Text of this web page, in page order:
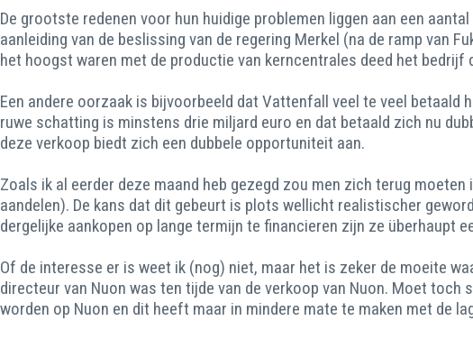
De grootste redenen voor hun huidige problemen liggen aan een
aanleiding van de beslissing van de regering Merkel (na de ramp van
het hoogst waren met de productie van kerncentrales deed het
Een andere oorzaak is bijvoorbeeld dat Vattenfall veel te veel
ruwe schatting is minstens drie miljard euro en dat betaald zich nu
deze verkoop biedt zich een dubbele opportuniteit aan.
Zoals ik al eerder deze maand heb gezegd zou men zich terug
aandelen). De kans dat dit gebeurt is plots wellicht realistischer
dergelijke aankopen op lange termijn te financieren zijn ze überhaupt
Of de interesse er is weet ik (nog) niet, maar het is zeker de moeite
directeur van Nuon was ten tijde van de verkoop van Nuon. Moet
worden op Nuon en dit heeft maar in mindere mate te maken met de